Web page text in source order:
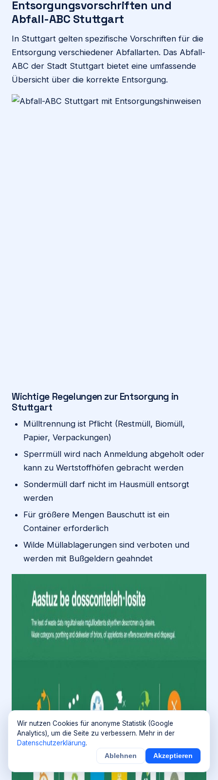
Entsorgungsvorschriften und
Abfall-ABC Stuttgart
In Stuttgart gelten spezifische Vorschriften für die
Entsorgung verschiedener Abfallarten. Das Abfall-
ABC der Stadt Stuttgart bietet eine umfassende
Übersicht über die korrekte Entsorgung.
Wichtige Regelungen zur Entsorgung in
Stuttgart
Mülltrennung ist Pflicht (Restmüll, Biomüll,
Papier, Verpackungen)
Sperrmüll wird nach Anmeldung abgeholt oder
kann zu Wertstoffhöfen gebracht werden
Sondermüll darf nicht im Hausmüll entsorgt
werden
Für größere Mengen Bauschutt ist ein
Container erforderlich
Wilde Müllablagerungen sind verboten und
werden mit Bußgeldern geahndet
Wir nutzen Cookies für anonyme Statistik (Google
Analytics), um die Seite zu verbessern. Mehr in der
Datenschutzerklärung.
Ablehnen Akzeptieren